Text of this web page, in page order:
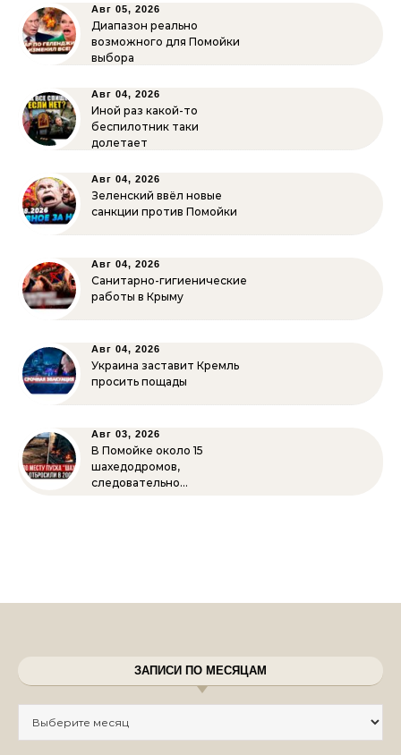
Авг 05, 2026
Диапазон реально
возможного для Помойки
выбора
Авг 04, 2026
Иной раз какой-то
беспилотник таки
долетает
Авг 04, 2026
Зеленский ввёл новые
санкции против Помойки
Авг 04, 2026
Санитарно-гигиенические
работы в Крыму
Авг 04, 2026
Украина заставит Кремль
просить пощады
Авг 03, 2026
В Помойке около 15
шахедодромов,
следовательно…
ЗАПИСИ ПО МЕСЯЦАМ